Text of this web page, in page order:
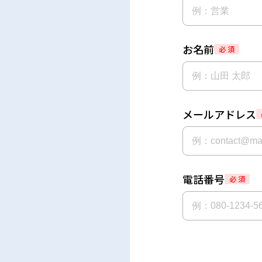
お名前 必 須
メールアドレス
電話番号 必 須